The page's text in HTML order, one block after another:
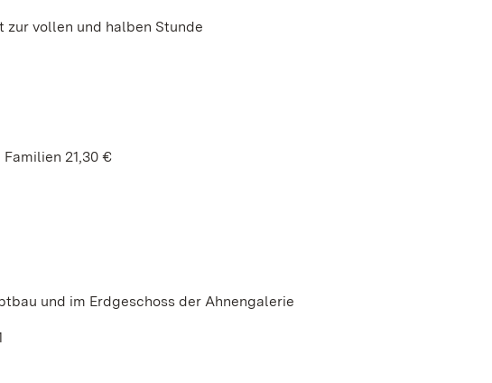
vollen und halben Stunde
21,30 €
und im Erdgeschoss der Ahnengalerie